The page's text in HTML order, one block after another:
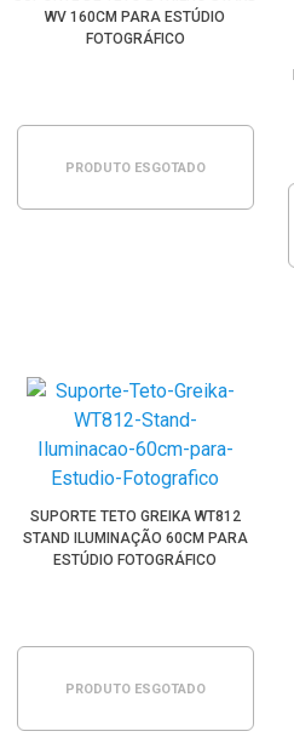
WV 160CM PARA ESTÚDIO
FOTOGRÁFICO
PRODUTO ESGOTADO
SUPORTE TETO GREIKA WT812
STAND ILUMINAÇÃO 60CM PARA
ESTÚDIO FOTOGRÁFICO
PRODUTO ESGOTADO